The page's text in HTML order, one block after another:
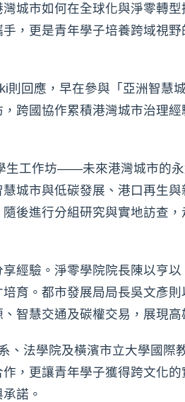
城市如何在全球化與淨零轉
，更是青年學子培養跨域視
則回應，早在參與「亞洲智慧
跨國協作累積港灣城市治理
工作坊——未來港灣城市的
城市與低碳發展、港口再生
後進行分組研究與實地訪查
經驗。淨零學院院長陳以亨
育。都市發展局局長吳文彥
智慧交通及碳權交易，展現高
、法學院及橫濱市立大學國
，更讓青年學子獲得跨文化
諾。